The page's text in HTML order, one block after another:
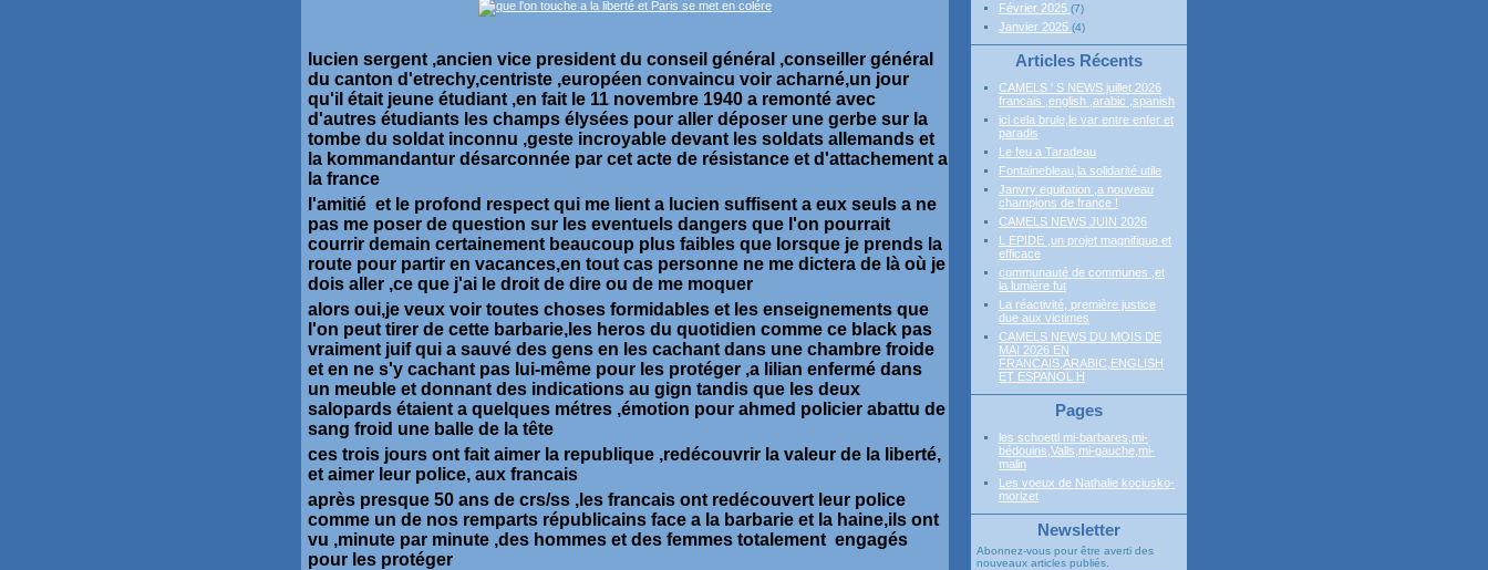
lucien sergent ,ancien vice president du conseil général ,conseiller général
du canton d'etrechy,centriste ,européen convaincu voir acharné,un jour
qu'il était jeune étudiant ,en fait le 11 novembre 1940 a remonté avec
d'autres étudiants les champs élysées pour aller déposer une gerbe sur la
tombe du soldat inconnu ,geste incroyable devant les soldats allemands et
la kommandantur désarconnée par cet acte de résistance et d'attachement a
la france
l'amitié et le profond respect qui me lient a lucien suffisent a eux seuls a ne
pas me poser de question sur les eventuels dangers que l'on pourrait
courrir demain certainement beaucoup plus faibles que lorsque je prends la
route pour partir en vacances,en tout cas personne ne me dictera de là où je
dois aller ,ce que j'ai le droit de dire ou de me moquer
alors oui,je veux voir toutes choses formidables et les enseignements que
l'on peut tirer de cette barbarie,les heros du quotidien comme ce black pas
vraiment juif qui a sauvé des gens en les cachant dans une chambre froide
et en ne s'y cachant pas lui-même pour les protéger ,a lilian enfermé dans
un meuble et donnant des indications au gign tandis que les deux
salopards étaient a quelques métres ,émotion pour ahmed policier abattu de
sang froid une balle de la tête
ces trois jours ont fait aimer la republique ,redécouvrir la valeur de la liberté,
et aimer leur police, aux francais
après presque 50 ans de crs/ss ,les francais ont redécouvert leur police
comme un de nos remparts républicains face a la barbarie et la haine,ils ont
vu ,minute par minute ,des hommes et des femmes totalement engagés
pour les protéger
Février 2025 (7)
Janvier 2025 (4)
Articles Récents
CAMELS ' S NEWS juillet 2026
francais ,english ,arabic ,spanish
ici cela brule,le var entre enfer et
paradis
Le feu a Taradeau
Fontainebleau,la solidarité utile
Janvry equitation ,a nouveau
champions de france !
CAMELS NEWS JUIN 2026
L EPIDE ,un projet magnifique et
efficace
communauté de communes ,et
la lumière fut
La réactivité, première justice
due aux victimes
CAMELS NEWS DU MOIS DE
MAI 2026 EN
FRANCAIS,ARABIC,ENGLISH
ET ESPANOL H
Pages
les schoettl mi-barbares,mi-
bédouins,Valls,mi-gauche,mi-
malin
Les voeux de Nathalie kociusko-
morizet
Newsletter
Abonnez-vous pour être averti des
nouveaux articles publiés.